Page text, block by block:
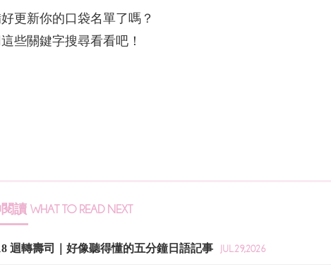
更新你的口袋名單了嗎？
些關鍵字搜尋看看吧！
讀 WHAT TO READ NEXT
迴轉壽司｜好像聽得懂的五分鐘日語記事 JUL.29,2026